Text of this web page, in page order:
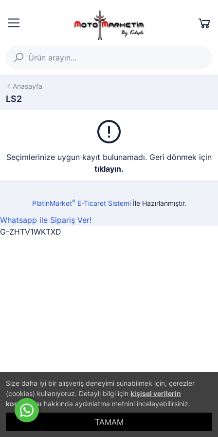
Size daha iyi bir alışveriş deneyimi sunabilmek için, çerezler
(cookies) kullanıyoruz. Detaylı bilgi için kişisel verilerin
korunması hakkında aydınlatma metnini inceleyebilirsiniz.
TAMAM
Anasayfa
LS2
Seçimlerinize uygun kayıt bulunamadı. Geri dönmek için
tıklayın.
PlatinMarket®E-Ticaret Sistemiİle Hazırlanmıştır.
Whatsapp ile Sipariş Ver!
G-ZHTV1WKTXD